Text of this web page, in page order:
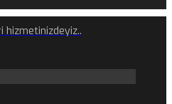
hizmetinizdeyiz..